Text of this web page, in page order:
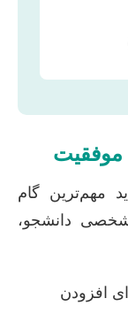
مهم‌ترین گام
دانشجو،
افزودن